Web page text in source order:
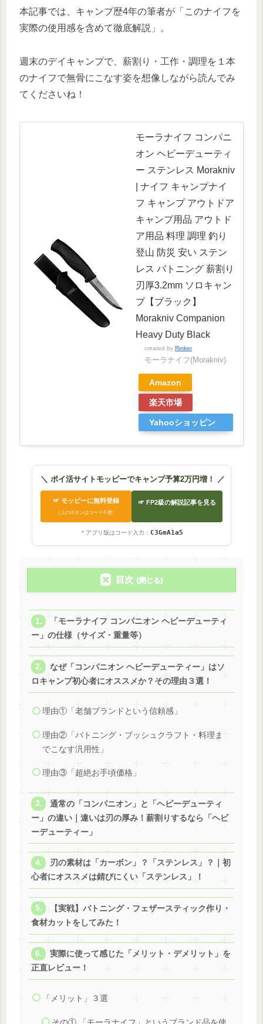
本記事では、キャンプ歴4年の筆者が「このナイフを
実際の使用感を含めて徹底解説」。
週末のデイキャンプで、薪割り・工作・調理を１本
のナイフで無骨にこなす姿を想像しながら読んでみ
てくださいね！
モーラナイフ コンパニ
オン ヘビーデューティ
ー ステンレス Morakniv
| ナイフ キャンプナイ
フ キャンプ アウトドア
キャンプ用品 アウトド
ア用品 料理 調理 釣り
登山 防災 安い ステン
レス バトニング 薪割り
刃厚3.2mm ソロキャン
プ【ブラック】
Morakniv Companion
Heavy Duty Black
created by Rinker
モーラナイフ(Morakniv)
Amazon
楽天市場
Yahooショッピン
＼ ポイ活サイトモッピーでキャンプ予算2万円増！ ／
☞ モッピーに無料登録
（上のボタンはコード不要）
☞ FP2級の解説記事を見る
＊アプリ版はコード入力： C3GmA1a5
目次
「モーラナイフ コンパニオン ヘビーデューティ
ー」の仕様（サイズ・重量等）
なぜ「コンパニオン ヘビーデューティー」はソ
ロキャンプ初心者にオススメか？その理由３選！
理由①「老舗ブランドという信頼感」
理由②「バトニング・ブッシュクラフト・料理ま
でこなす汎用性」
理由③「超絶お手頃価格」
通常の「コンパニオン」と「ヘビーデューティ
ー」の違い｜違いは刃の厚み！薪割りするなら「ヘビ
ーデューティー」
刃の素材は「カーボン」？「ステンレス」？｜初
心者にオススメは錆びにくい「ステンレス」！
【実戦】バトニング・フェザースティック作り・
食材カットをしてみた！
実際に使って感じた「メリット・デメリット」を
正直レビュー！
「メリット」３選
その① 「モーラナイフ」というブランド品を使